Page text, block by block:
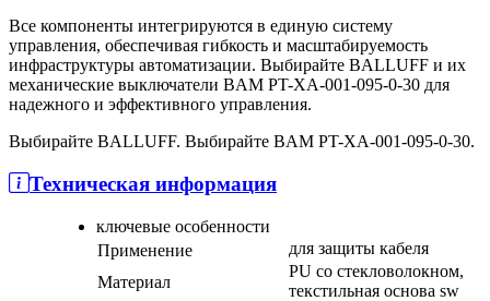
Все компоненты интегрируются в единую систему
управления, обеспечивая гибкость и масштабируемость
инфраструктуры автоматизации. Выбирайте BALLUFF и их
механические выключатели BAM PT-XA-001-095-0-30 для
надежного и эффективного управления.
Выбирайте BALLUFF. Выбирайте BAM PT-XA-001-095-0-30.
Техническая информация
ключевые особенности
Применение
для защиты кабеля
Материал
PU со стекловолокном,
текстильная основа sw